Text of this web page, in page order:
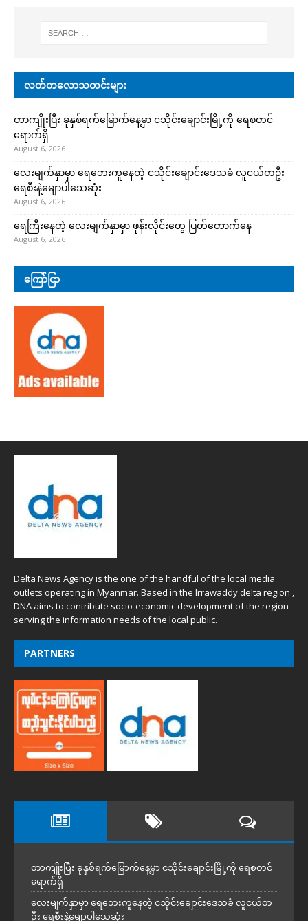
လတ်တလောသတင်းများ
တာကျိုးပြီး ခုနှစ်ရက်မြောက်နေ့မှာ ငသိုင်းချောင်းမြို့ကို ရေစတင်
ရောက်ရှိ
August 6, 2026
လေးမျက်နှာမှာ ရေဘေးကူနေတဲ့ ငသိုင်းချောင်းဒေသခံ လူငယ်တဦး
ရေစီးနဲ့မျောပါသေဆုံး
August 6, 2026
ရေကြီးနေတဲ့ လေးမျက်နှာမှာ ဖုန်းလိုင်းတွေ ပြတ်တောက်နေ
August 6, 2026
ကြော်ငြာ
Delta News Agency is the one of the handful of the local media
outlets operating in Myanmar. Based in the Irrawaddy delta region ,
DNA aims to contribute socio-economic development of the region
serving the information needs of the local public.
PARTNERS
တာကျိုးပြီး ခုနှစ်ရက်မြောက်နေ့မှာ ငသိုင်းချောင်းမြို့ကို ရေစတင်
ရောက်ရှိ
လေးမျက်နှာမှာ ရေဘေးကူနေတဲ့ ငသိုင်းချောင်းဒေသခံ လူငယ်တ
ဦး ရေစီးနဲ့မျောပါသေဆုံး